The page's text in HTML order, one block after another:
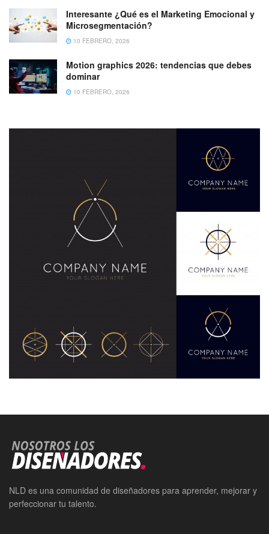
Interesante ¿Qué es el Marketing Emocional y
Microsegmentación?
10 FEBRERO, 2026
Motion graphics 2026: tendencias que debes
dominar
10 FEBRERO, 2026
NLD es una comunidad de diseñadores para aprender, mejorar y
perfeccionar tu talento.